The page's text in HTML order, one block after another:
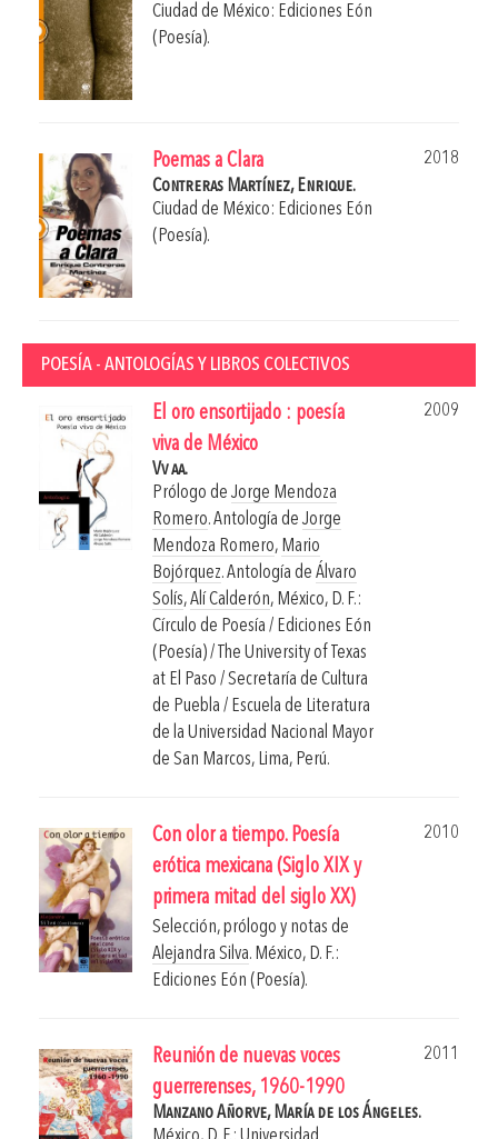
Ciudad de México: Ediciones Eón
(Poesía).
Poemas a Clara
2018
Contreras Martínez, Enrique.
Ciudad de México: Ediciones Eón
(Poesía).
POESÍA - ANTOLOGÍAS Y LIBROS COLECTIVOS
El oro ensortijado : poesía
viva de México
2009
Vv aa.
Prólogo de Jorge Mendoza
Romero. Antología de Jorge
Mendoza Romero, Mario
Bojórquez. Antología de Álvaro
Solís,Alí Calderón, México, D. F.:
Círculo de Poesía / Ediciones Eón
(Poesía) / The University of Texas
at El Paso / Secretaría de Cultura
de Puebla / Escuela de Literatura
de la Universidad Nacional Mayor
de San Marcos, Lima, Perú.
Con olor a tiempo. Poesía
erótica mexicana (Siglo XIX y
primera mitad del siglo XX)
2010
Selección, prólogo y notas de
Alejandra Silva. México, D. F.:
Ediciones Eón (Poesía).
Reunión de nuevas voces
guerrerenses, 1960-1990
2011
Manzano Añorve, María de los Ángeles.